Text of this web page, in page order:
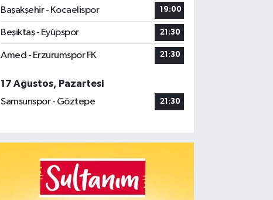
Başakşehir - Kocaelispor
19:00
Beşiktaş - Eyüpspor 21:30
Amed - Erzurumspor FK 21:30
17 Ağustos, Pazartesi
Samsunspor - Göztepe
21:30